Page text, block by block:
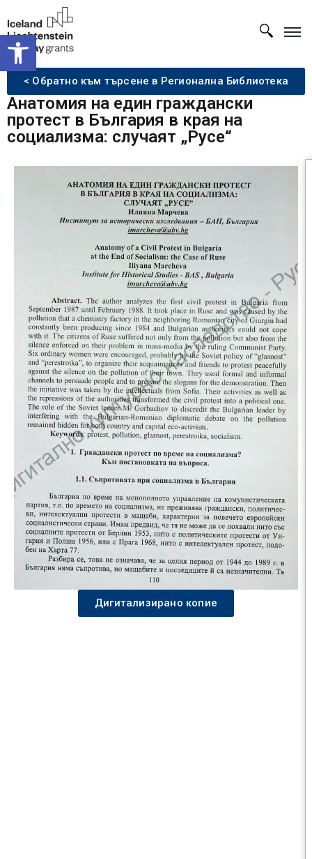
Open toolbar
< Обратно към търсене в Регионална Библиотека
Анатомия на един граждански
протест в България в края на
социализма: случаят „Русе“
Дигитализирано копие